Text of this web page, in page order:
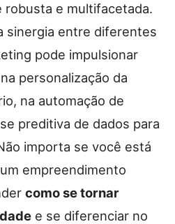
robusta e multifacetada.
sinergia entre diferentes
pode impulsionar
personalização da
na automação de
preditiva de dados para
importa se você está
empreendimento
como se tornar
e se diferenciar no